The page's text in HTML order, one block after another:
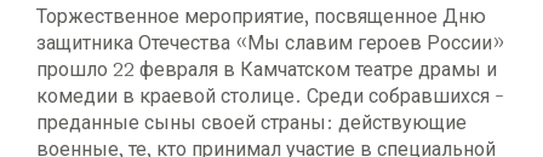
Торжественное мероприятие, посвященное Дню
защитника Отечества «Мы славим героев России»
прошло 22 февраля в Камчатском театре драмы и
комедии в краевой столице. Среди собравшихся -
преданные сыны своей страны: действующие
военные, те, кто принимал участие в специальной